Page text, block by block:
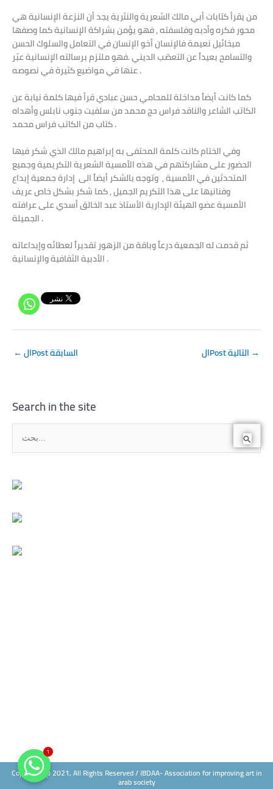
من يقرأ كتابات أبي مالك الشعرية والنثرية يجد أن النزعة الإنسانية هي
محور فكره وأدبه وفلسفته , فهو يؤمن بشراكة الإنسانية كما وصفها
ميخائيل نعيمة فالإنسان أخو الإنسان في التعامل والسلوك الحسن
والتسامح بعيداً عن التعصّب الديني .فهو ملتزم برسالته الإنسانية عبّر
عنها في مواضيع كثيرة في نصوصه .
كما كانت أيضاً مداخلة للمحامي حسن عبادي قرأ فيها كلمة نيابة عن
الكاتب الشاعر والناقد فراس حج محمد من سلفيت جنوب نابلس وأهداه
كتاب من الكاتب فراس محمد .
وفي الختام كانت كلمة المحتفى به إبراهيم مالك الذي شكر فيها
الحضور على مشاركتهم في هذه الأمسية الشعرية التكريمية وجميع
المتحدثين في الأمسية , وتوجه بالشكر أيضاً الى إدارة جمعية إبداع
وفنانيها على هذا التكريم الجميل , كما شكر بشكل خاص عريف
الأمسية عضو الهيئة الإدارية الأستاذ عبد الخالق أسدي على عرافته
الجميلة .
ثم قدمت له الجمعية درعاً وباقة من الزهور تقديراً لعطائه وإبداعاته
الأدبية الثقافية والإنسانية .
← الPost السابقة →
Search in the site
ح
ع
:
Copyright @ 2021, All Rights Reserved / IBDAA- Association for improving art in
arab society
1